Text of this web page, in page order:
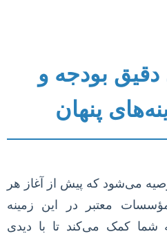
دقیق بودجه و
پنهان
می‌شود که پیش از آغاز هر
معتبر در این زمینه
کمک می‌کند تا با دیدی